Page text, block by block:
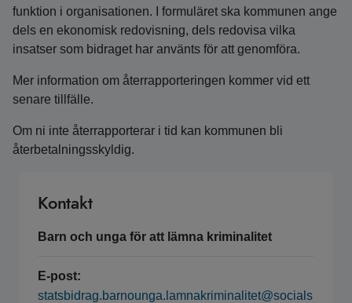
funktion i organisationen. I formuläret ska kommunen ange
dels en ekonomisk redovisning, dels redovisa vilka
insatser som bidraget har använts för att genomföra.
Mer information om återrapporteringen kommer vid ett
senare tillfälle.
Om ni inte återrapporterar i tid kan kommunen bli
återbetalningsskyldig.
Kontakt
Barn och unga för att lämna kriminalitet
E-post:
statsbidrag.barnounga.lamnakriminalitet@socials